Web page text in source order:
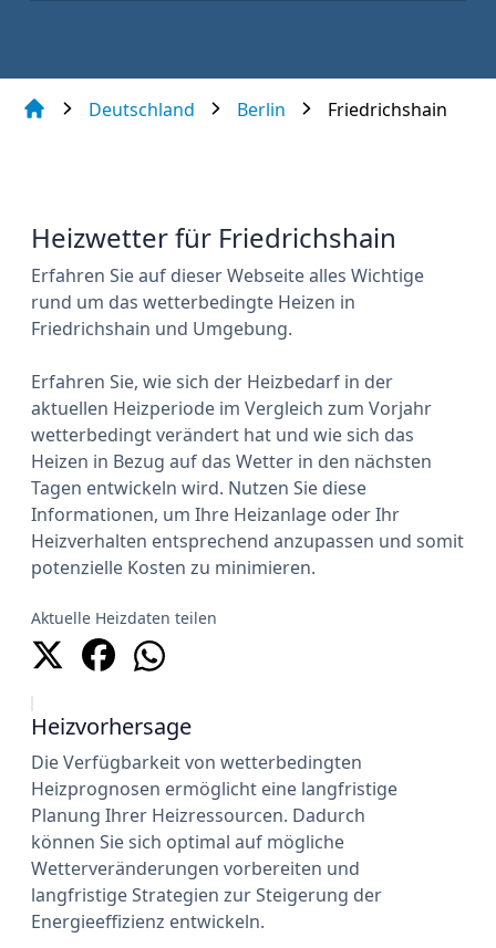
Deutschland Berlin Friedrichshain
Heizwetter für Friedrichshain
Erfahren Sie auf dieser Webseite alles Wichtige
rund um das wetterbedingte Heizen in
Friedrichshain und Umgebung.
Erfahren Sie, wie sich der Heizbedarf in der
aktuellen Heizperiode im Vergleich zum Vorjahr
wetterbedingt verändert hat und wie sich das
Heizen in Bezug auf das Wetter in den nächsten
Tagen entwickeln wird. Nutzen Sie diese
Informationen, um Ihre Heizanlage oder Ihr
Heizverhalten entsprechend anzupassen und somit
potenzielle Kosten zu minimieren.
Aktuelle Heizdaten teilen
Heizvorhersage
Die Verfügbarkeit von wetterbedingten
Heizprognosen ermöglicht eine langfristige
Planung Ihrer Heizressourcen. Dadurch
können Sie sich optimal auf mögliche
Wetterveränderungen vorbereiten und
langfristige Strategien zur Steigerung der
Energieeffizienz entwickeln.